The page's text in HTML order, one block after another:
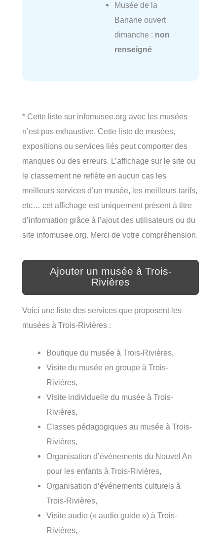
Musée de la
Banane ouvert
dimanche : non
renseigné
* Cette liste sur infomusee.org avec les musées
n’est pas exhaustive. Cette liste de musées,
expositions ou services liés peut comporter des
manques ou des erreurs. L’affichage sur le site ou
le classement ne reflète en aucun cas les
meilleurs services d’un musée, les meilleurs tarifs,
etc… cet affichage est uniquement présent à titre
d’information grâce à l’ajout des utilisateurs ou du
site infomusee.org. Merci de votre compréhension.
Ajouter un musée à Trois-
Rivières
Voici une liste des services que proposent les
musées à Trois-Rivières :
Boutique du musée à Trois-Rivières,
Visite du musée en groupe à Trois-
Rivières,
Visite individuelle du musée à Trois-
Rivières,
Classes pédagogiques au musée à Trois-
Rivières,
Organisation d’événements du Nouvel An
pour les enfants à Trois-Rivières,
Organisation d’événements culturels à
Trois-Rivières,
Visite audio (« audio guide ») à Trois-
Rivières,